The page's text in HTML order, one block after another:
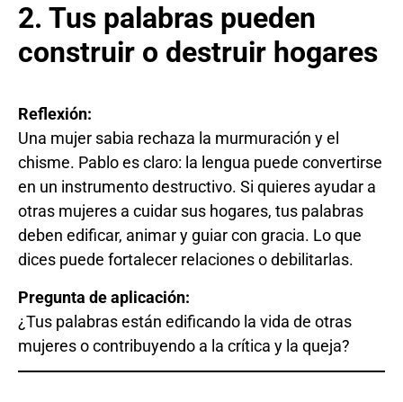
2. Tus palabras pueden
construir o destruir hogares
Reflexión:
Una mujer sabia rechaza la murmuración y el
chisme. Pablo es claro: la lengua puede convertirse
en un instrumento destructivo. Si quieres ayudar a
otras mujeres a cuidar sus hogares, tus palabras
deben edificar, animar y guiar con gracia. Lo que
dices puede fortalecer relaciones o debilitarlas.
Pregunta de aplicación:
¿Tus palabras están edificando la vida de otras
mujeres o contribuyendo a la crítica y la queja?